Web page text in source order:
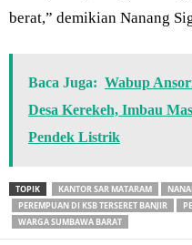
berat,” demikian Nanang
Baca Juga: Wabup
Desa Kerekeh, Imbau
Pendek Listrik
TOPIK KANTOR SAR MATARAM
PEREMPUAN DI KSB TERSERET BANJIR
WARGA SUMBAWA BARAT